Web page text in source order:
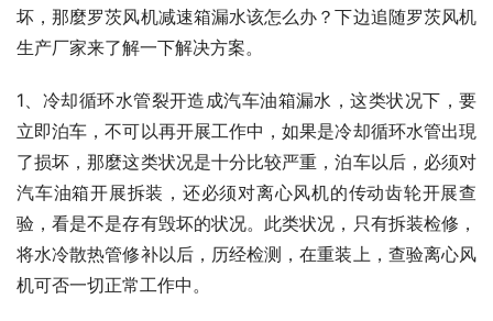
坏，那麼罗茨风机减速箱漏水该怎么办？下边追随罗茨风机
生产厂家来了解一下解决方案。
1、冷却循环水管裂开造成汽车油箱漏水，这类状况下，要
立即泊车，不可以再开展工作中，如果是冷却循环水管出現
了损坏，那麼这类状况是十分比较严重，泊车以后，必须对
汽车油箱开展拆装，还必须对离心风机的传动齿轮开展查
验，看是不是存有毁坏的状况。此类状况，只有拆装检修，
将水冷散热管修补以后，历经检测，在重装上，查验离心风
机可否一切正常工作中。